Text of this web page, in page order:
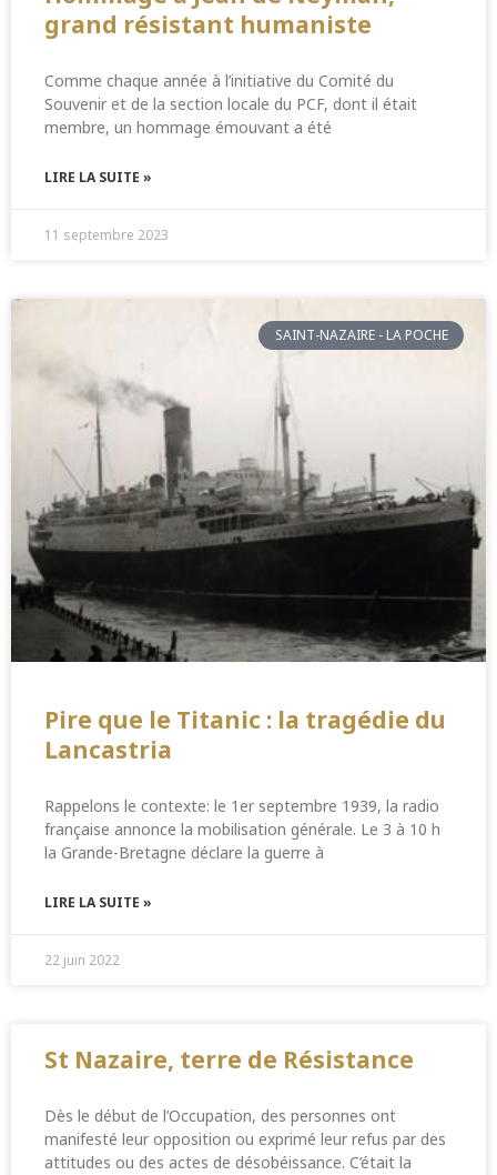
grand résistant humaniste
Comme chaque année à l’initiative du Comité du
Souvenir et de la section locale du PCF, dont il était
membre, un hommage émouvant a été
LIRE LA SUITE »
11 septembre 2023
SAINT-NAZAIRE - LA POCHE
Pire que le Titanic : la tragédie du
Lancastria
Rappelons le contexte: le 1er septembre 1939, la radio
française annonce la mobilisation générale. Le 3 à 10 h
la Grande-Bretagne déclare la guerre à
LIRE LA SUITE »
22 juin 2022
St Nazaire, terre de Résistance
Dès le début de l’Occupation, des personnes ont
manifesté leur opposition ou exprimé leur refus par des
attitudes ou des actes de désobéissance. C’était la